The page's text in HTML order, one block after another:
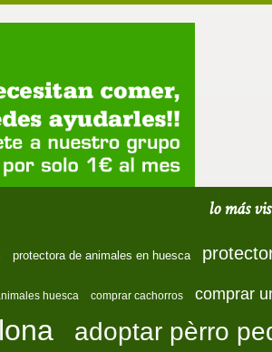
lo más
protectora de animales en huesca
huesca comprar cachorros comprar
adoptar pèrro